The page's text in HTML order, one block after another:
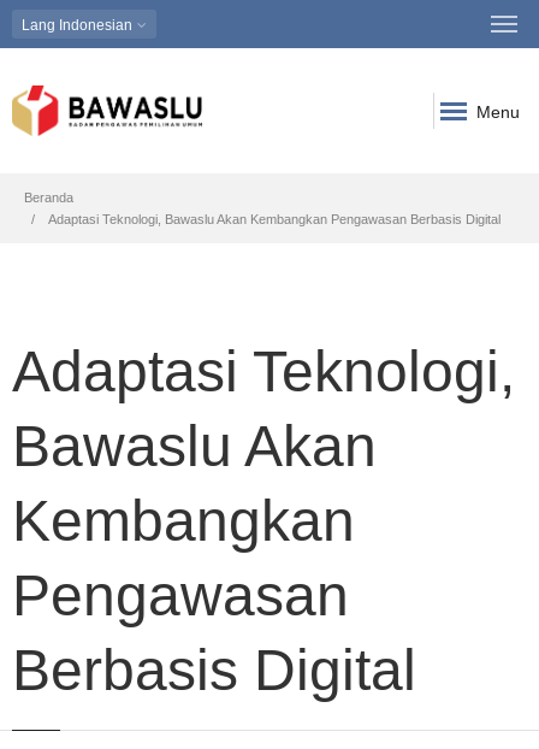
Lang Indonesian
Menu
Breadcrumb
Beranda
Adaptasi Teknologi, Bawaslu Akan Kembangkan Pengawasan Berbasis Digital
Adaptasi Teknologi,
Bawaslu Akan
Kembangkan
Pengawasan
Berbasis Digital